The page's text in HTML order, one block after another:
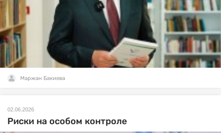
Маржан Бакиева
02.06.2026
Риски на особом контроле